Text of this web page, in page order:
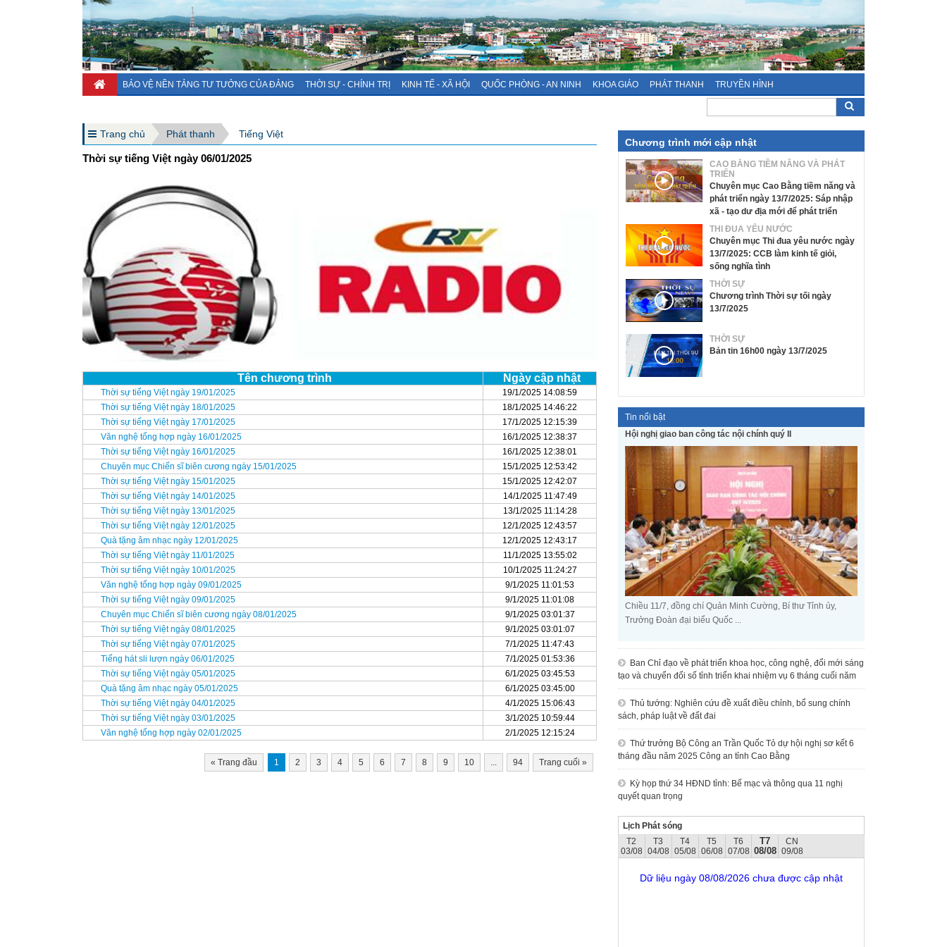
BẢO VỆ NỀN TẢNG TƯ TƯỞNG CỦA ĐẢNG THỜI SỰ - CHÍNH TRỊ KINH TẾ - XÃ HỘI QUỐC PHÒNG - AN NINH KHOA GIÁO PHÁT THANH TRUYỀN HÌNH
Trang chủ Phát thanh Tiếng Việt
Thời sự tiếng Việt ngày 06/01/2025
Tên chương trình Ngày cập nhật
Thời sự tiếng Việt ngày 19/01/2025
19/1/2025 14:08:59
Thời sự tiếng Việt ngày 18/01/2025
18/1/2025 14:46:22
Thời sự tiếng Việt ngày 17/01/2025
17/1/2025 12:15:39
Văn nghệ tổng hợp ngày 16/01/2025
16/1/2025 12:38:37
Thời sự tiếng Việt ngày 16/01/2025
16/1/2025 12:38:01
Chuyên mục Chiến sĩ biên cương ngày 15/01/2025
15/1/2025 12:53:42
Thời sự tiếng Việt ngày 15/01/2025
15/1/2025 12:42:07
Thời sự tiếng Việt ngày 14/01/2025
14/1/2025 11:47:49
Thời sự tiếng Việt ngày 13/01/2025
13/1/2025 11:14:28
Thời sự tiếng Việt ngày 12/01/2025
12/1/2025 12:43:57
Quà tặng âm nhạc ngày 12/01/2025
12/1/2025 12:43:17
Thời sự tiếng Việt ngày 11/01/2025
11/1/2025 13:55:02
Thời sự tiếng Việt ngày 10/01/2025
10/1/2025 11:24:27
Văn nghệ tổng hợp ngày 09/01/2025
9/1/2025 11:01:53
Thời sự tiếng Việt ngày 09/01/2025
9/1/2025 11:01:08
Chuyên mục Chiến sĩ biên cương ngày 08/01/2025
9/1/2025 03:01:37
Thời sự tiếng Việt ngày 08/01/2025
9/1/2025 03:01:07
Thời sự tiếng Việt ngày 07/01/2025
7/1/2025 11:47:43
Tiếng hát sli lượn ngày 06/01/2025
7/1/2025 01:53:36
Thời sự tiếng Việt ngày 05/01/2025
6/1/2025 03:45:53
Quà tặng âm nhạc ngày 05/01/2025
6/1/2025 03:45:00
Thời sự tiếng Việt ngày 04/01/2025
4/1/2025 15:06:43
Thời sự tiếng Việt ngày 03/01/2025
3/1/2025 10:59:44
Văn nghệ tổng hợp ngày 02/01/2025
2/1/2025 12:15:24
« Trang đầu 1 2 3 4 5 6 7 8 9 10 ... 94 Trang cuối »
Chương trình mới cập nhật
CAO BẰNG TIỀM NĂNG VÀ PHÁT
TRIỂN
Chuyên mục Cao Bằng tiềm năng và
phát triển ngày 13/7/2025: Sáp nhập
xã - tạo dư địa mới để phát triển
THI ĐUA YÊU NƯỚC
Chuyên mục Thi đua yêu nước ngày
13/7/2025: CCB làm kinh tế giỏi,
sống nghĩa tình
THỜI SỰ
Chương trình Thời sự tối ngày
13/7/2025
THỜI SỰ
Bản tin 16h00 ngày 13/7/2025
Tin nổi bật
Hội nghị giao ban công tác nội chính quý II
Chiều 11/7, đồng chí Quản Minh Cường, Bí thư Tỉnh ủy,
Trưởng Đoàn đại biểu Quốc ...
Ban Chỉ đạo về phát triển khoa học, công nghệ, đổi mới sáng
tạo và chuyển đổi số tỉnh triển khai nhiệm vụ 6 tháng cuối năm
Thủ tướng: Nghiên cứu đề xuất điều chỉnh, bổ sung chính
sách, pháp luật về đất đai
Thứ trưởng Bộ Công an Trần Quốc Tỏ dự hội nghị sơ kết 6
tháng đầu năm 2025 Công an tỉnh Cao Bằng
Kỳ họp thứ 34 HĐND tỉnh: Bế mạc và thông qua 11 nghị
quyết quan trọng
Lịch Phát sóng
T2
03/08
T3
04/08
T4
05/08
T5
06/08
T6
07/08
T7
08/08
CN
09/08
Dữ liệu ngày 08/08/2026 chưa được cập nhật